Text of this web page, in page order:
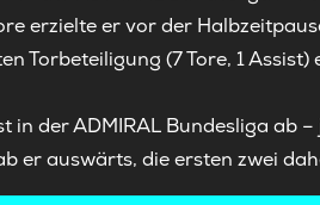
erzielte er vor der
Torbeteiligung (7 Tore, 1
der ADMIRAL Bundesliga ab
er auswärts, die ersten zwei